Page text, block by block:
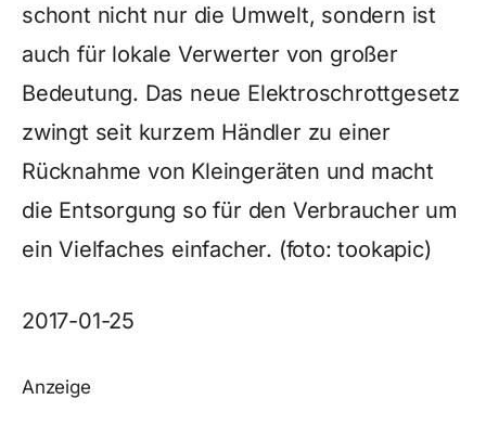
schont nicht nur die Umwelt, sondern ist
auch für lokale Verwerter von großer
Bedeutung. Das neue Elektroschrottgesetz
zwingt seit kurzem Händler zu einer
Rücknahme von Kleingeräten und macht
die Entsorgung so für den Verbraucher um
ein Vielfaches einfacher. (foto: tookapic)
2017-01-25
Anzeige